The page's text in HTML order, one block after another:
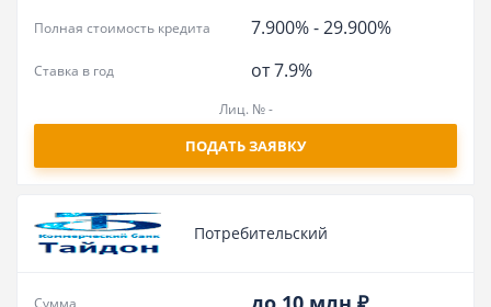
7.900%-29.900%
Полная стоимость кредита
от 7.9%
Ставка в год
Лиц. № -
ПОДАТЬ ЗАЯВКУ
Потребительский
Сумма